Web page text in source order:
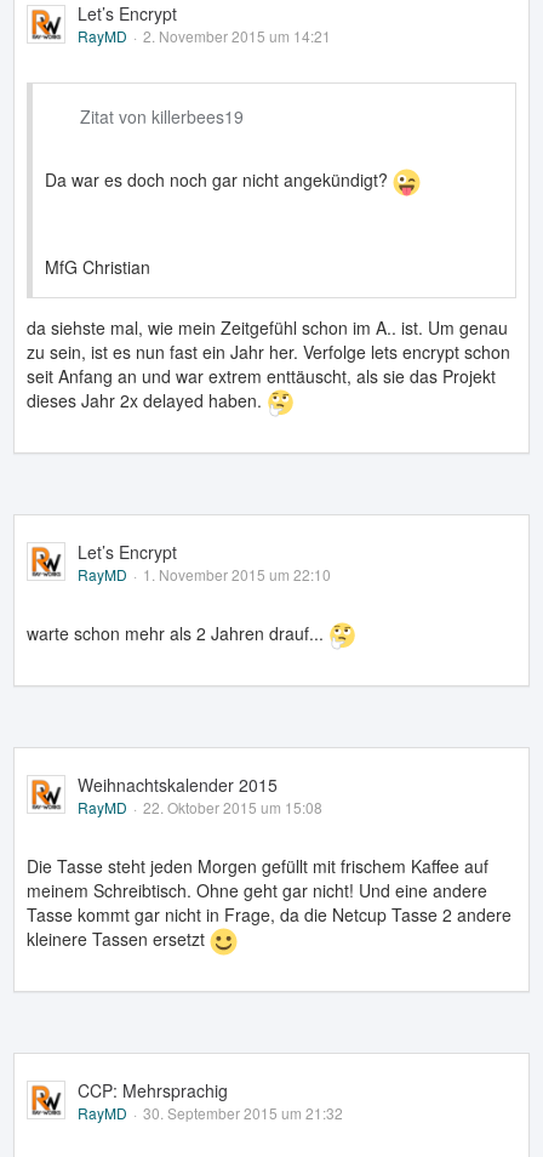
Let’s Encrypt
RayMD 2. November 2015 um 14:21
Zitat von killerbees19
Da war es doch noch gar nicht angekündigt?
MfG Christian
da siehste mal, wie mein Zeitgefühl schon im A.. ist. Um genau
zu sein, ist es nun fast ein Jahr her. Verfolge lets encrypt schon
seit Anfang an und war extrem enttäuscht, als sie das Projekt
dieses Jahr 2x delayed haben.
Let’s Encrypt
RayMD 1. November 2015 um 22:10
warte schon mehr als 2 Jahren drauf...
Weihnachtskalender 2015
RayMD 22. Oktober 2015 um 15:08
Die Tasse steht jeden Morgen gefüllt mit frischem Kaffee auf
meinem Schreibtisch. Ohne geht gar nicht! Und eine andere
Tasse kommt gar nicht in Frage, da die Netcup Tasse 2 andere
kleinere Tassen ersetzt
CCP: Mehrsprachig
RayMD 30. September 2015 um 21:32